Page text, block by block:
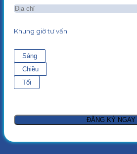
Khung giờ tư vấn
Sáng
Chiều
Tối